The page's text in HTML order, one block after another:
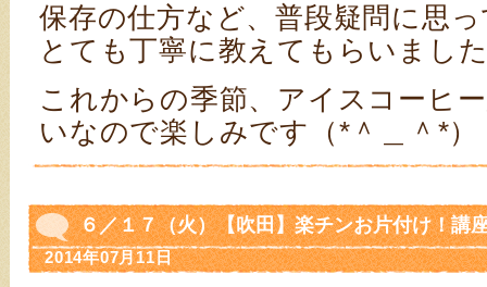
保存の仕方など、普段疑問に思
とても丁寧に教えてもらいまし
これからの季節、アイスコーヒ
いなので楽しみです（*＾＿＾*）
６／１７（火）【吹田】楽チンお片付け！講
2014年07月11日